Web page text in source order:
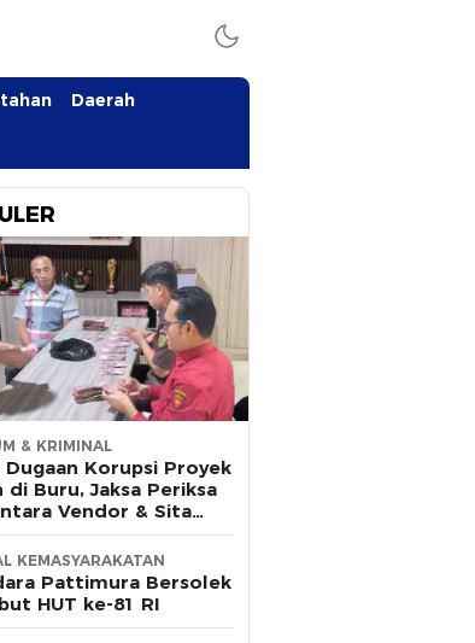
Daerah
& KRIMINAL
Dugaan Korupsi Proyek
di Buru, Jaksa Periksa
Vendor & Sita
Juta
KEMASYARAKATAN
Pattimura Bersolek
HUT ke-81 RI